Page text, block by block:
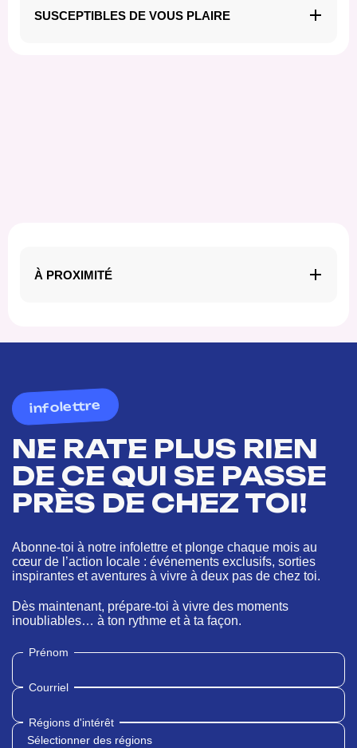
SUSCEPTIBLES DE VOUS PLAIRE
À PROXIMITÉ
infolettre
NE RATE PLUS RIEN
DE CE QUI SE PASSE
PRÈS DE CHEZ TOI!
Abonne-toi à notre infolettre et plonge chaque mois au
cœur de l’action locale : événements exclusifs, sorties
inspirantes et aventures à vivre à deux pas de chez toi.
Dès maintenant, prépare-toi à vivre des moments
inoubliables… à ton rythme et à ta façon.
Prénom
Courriel
Régions d'intérêt
Sélectionner des régions